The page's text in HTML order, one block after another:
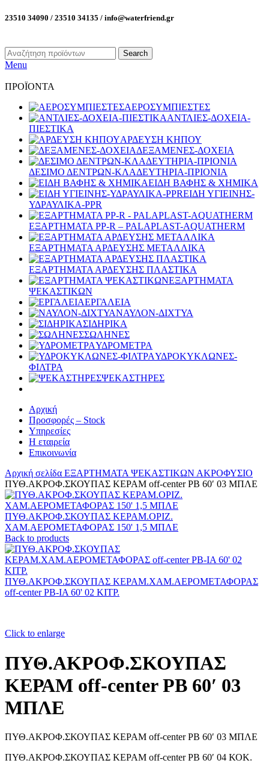
23510 34090 / 23510 34135 / info@waterfriend.gr
Search
Menu
ΠΡΟΪΟΝΤΑ
ΑΕΡΟΣΥΜΠΙΕΣΤΕΣ
ΑΝΤΛΙΕΣ-ΔΟΧΕΙΑ-
ΠΙΕΣΤΙΚΑ
ΑΡΔΕΥΣΗ ΚΗΠΟΥ
ΔΕΞΑΜΕΝΕΣ-ΔΟΧΕΙΑ
ΔΕΣΙΜΟ ΔΕΝΤΡΩΝ-ΚΛΑΔΕΥΤΗΡΙΑ-ΠΡΙΟΝΙΑ
ΕΙΔΗ ΒΑΦΗΣ & ΧΗΜΙΚΑ
ΕΙΔΗ ΥΓΙΕΙΝΗΣ-
ΥΔΡΑΥΛΙΚΑ-PPR
ΕΞΑΡΤΗΜΑΤΑ PP-R – PALAPLAST-AQUATHERM
ΕΞΑΡΤΗΜΑΤΑ ΑΡΔΕΥΣΗΣ ΜΕΤΑΛΛΙΚΑ
ΕΞΑΡΤΗΜΑΤΑ ΑΡΔΕΥΣΗΣ ΠΛΑΣΤΙΚΑ
ΕΞΑΡΤΗΜΑΤΑ
ΨΕΚΑΣΤΙΚΩΝ
ΕΡΓΑΛΕΙΑ
ΝΑΥΛΟΝ-ΔΙΧΤΥΑ
ΣΙΔΗΡΙΚΑ
ΣΩΛΗΝΕΣ
ΥΔΡΟΜΕΤΡΑ
ΥΔΡΟΚΥΚΛΩΝΕΣ-
ΦΙΛΤΡΑ
ΨΕΚΑΣΤΗΡΕΣ
Αρχική
Προσφορές – Stock
Υπηρεσίες
Η εταιρεία
Επικοινωνία
Αρχική σελίδα ΕΞΑΡΤΗΜΑΤΑ ΨΕΚΑΣΤΙΚΩΝ ΑΚΡΟΦΥΣΙΟ
ΠΥΘ.ΑΚΡΟΦ.ΣΚΟΥΠΑΣ ΚΕΡΑΜ off-center PB 60′ 03 ΜΠΛΕ
ΠΥΘ.ΑΚΡΟΦ.ΣΚΟΥΠΑΣ ΚΕΡΑΜ.ΟΡΙΖ.
ΧΑΜ.ΑΕΡΟΜΕΤΑΦΟΡΑΣ 150' 1,5 ΜΠΛΕ
Back to products
ΠΥΘ.ΑΚΡΟΦ.ΣΚΟΥΠΑΣ ΚΕΡΑΜ.ΧΑΜ.ΑΕΡΟΜΕΤΑΦΟΡΑΣ
off-center PB-IA 60' 02 ΚΙΤΡ.
Click to enlarge
ΠΥΘ.ΑΚΡΟΦ.ΣΚΟΥΠΑΣ
ΚΕΡΑΜ off-center PB 60′ 03
ΜΠΛΕ
ΠΥΘ.ΑΚΡΟΦ.ΣΚΟΥΠΑΣ ΚΕΡΑΜ off-center PB 60′ 03 ΜΠΛΕ
ΠΥΘ.ΑΚΡΟΦ.ΣΚΟΥΠΑΣ ΚΕΡΑΜ off-center PB 60′ 04 ΚΟΚ.